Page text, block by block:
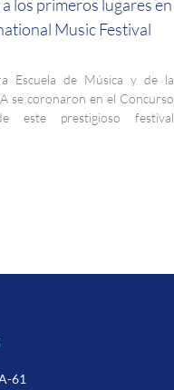
los primeros lugares en
Music Festival
Escuela de Música y de la
se coronaron en el Concurso
este prestigioso festival
61